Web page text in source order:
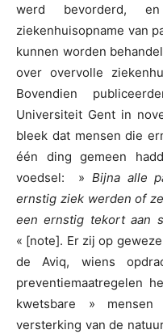
werd bevorderd,
ziekenhuisopname van
kunnen worden
over overvolle
Bovendien
Universiteit Gent in
bleek dat mensen die
één ding gemeen
voedsel: » Bijna alle
ernstig ziek werden of
een ernstig tekort aan
« [note]. Er zij op
de Aviq, wiens
preventiemaatregelen
kwetsbare »
versterking van de